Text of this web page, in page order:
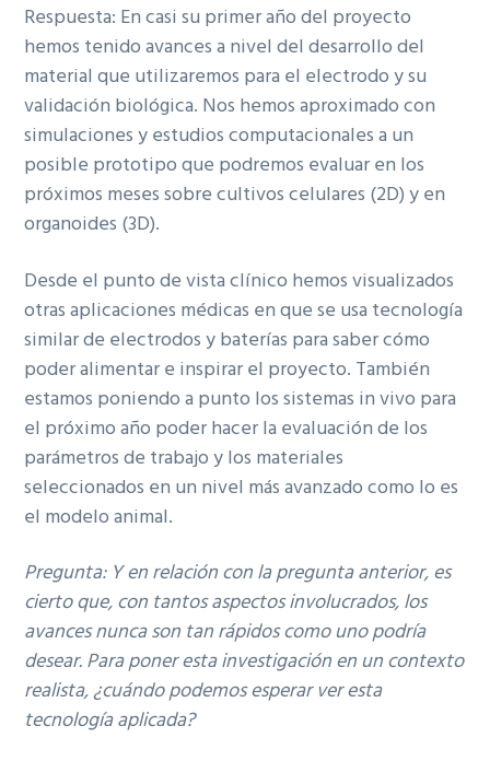
Respuesta: En casi su primer año del proyecto
hemos tenido avances a nivel del desarrollo del
material que utilizaremos para el electrodo y su
validación biológica. Nos hemos aproximado con
simulaciones y estudios computacionales a un
posible prototipo que podremos evaluar en los
próximos meses sobre cultivos celulares (2D) y en
organoides (3D).
Desde el punto de vista clínico hemos visualizados
otras aplicaciones médicas en que se usa tecnología
similar de electrodos y baterías para saber cómo
poder alimentar e inspirar el proyecto. También
estamos poniendo a punto los sistemas in vivo para
el próximo año poder hacer la evaluación de los
parámetros de trabajo y los materiales
seleccionados en un nivel más avanzado como lo es
el modelo animal.
Pregunta: Yen relación con la pregunta anterior, es
cierto que, con tantos aspectos involucrados, los
avances nunca son tan rápidos como uno podría
desear. Para poner esta investigación en un contexto
realista, ¿cuándo podemos esperar ver esta
tecnología aplicada?